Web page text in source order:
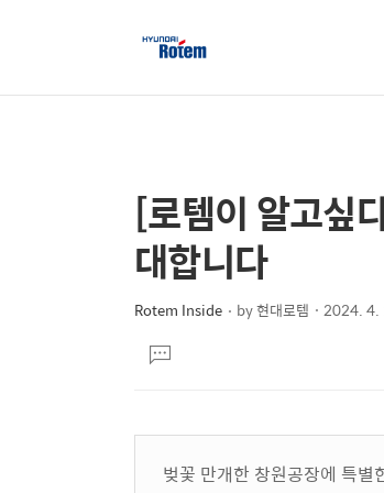
상
세
컨
텐
본
문
제
[로템이 알고싶
대합니다
Rotem Inside by현대로템 2024.
문댓
글
벚꽃 만개한 창원공장에 특별